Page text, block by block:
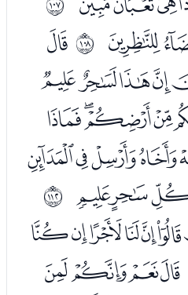
ﱫ ﭿ
ﱯ
ﮫﮬﮭﮮ